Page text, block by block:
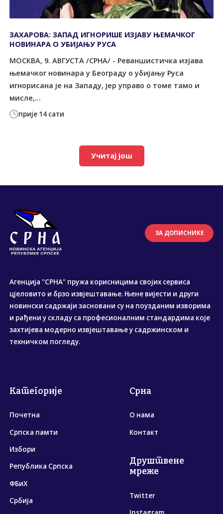
прије 14 сати
ЗАХАРОВА: ЗАПАД ИГНОРИШЕ ИЗЈАВУ ЊЕМАЧКОГ
НОВИНАРА О УБИЈАЊУ РУСА
МОСКВА, 9. АВГУСТА /СРНА/ - Реваншистичка изјава
њемачког новинара у Београду о убијању Руса
игнорисана је на Западу, јер управо о томе тамо и
мисле,...
Учитај још
ЗА ДОПИСНИКЕ
Агенција "СРНА" пружа корисницима својих сервиса
цјеловито и брзо извјештавање. Њене вијести и други
новински садржаји засновани су на поузданим изворима
и рађени у складу са професионалним стандардима које
захтијева модерно извјештавање у садржинском и
техничком погледу.
Категорије
Почетна
Српска памти
Избори
Република Српска
ФБиХ
Србија
Срна
О нама
Контакт
Друштвене
мреже
Twitter